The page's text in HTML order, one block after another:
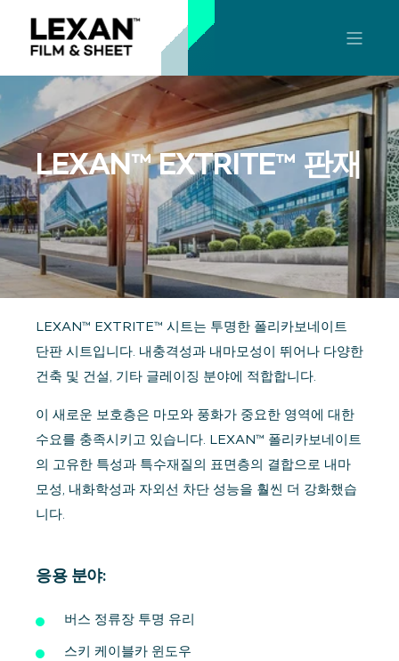
LEXAN™ EXTRITE™ 판재
LEXAN™ EXTRITE™ 시트는 투명한 폴리카보네이트
단판 시트입니다. 내충격성과 내마모성이 뛰어나 다양한
건축 및 건설, 기타 글레이징 분야에 적합합니다.
이 새로운 보호층은 마모와 풍화가 중요한 영역에 대한
수요를 충족시키고 있습니다. LEXAN™ 폴리카보네이트
의 고유한 특성과 특수재질의 표면층의 결합으로 내마
모성, 내화학성과 자외선 차단 성능을 훨씬 더 강화했습
니다.
응용 분야:
버스 정류장 투명 유리
스키 케이블카 윈도우